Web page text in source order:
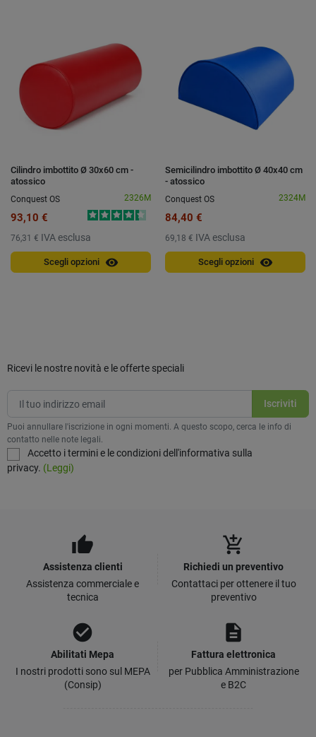
Cilindro imbottito Ø 30x60 cm -
atossico
Conquest OS
2326M
93,10 €
76,31 € IVA esclusa
Scegli opzioni visibility
Semicilindro imbottito Ø 40x40 cm
- atossico
Conquest OS
2324M
84,40 €
69,18 € IVA esclusa
Scegli opzioni visibility
Ricevi le nostre novità e le offerte speciali
Puoi annullare l'iscrizione in ogni momenti. A questo scopo, cerca le info di
contatto nelle note legali.
Accetto i termini e le condizioni dell'informativa sulla
privacy. (Leggi)
thumb_up
Assistenza clienti
Assistenza commerciale e
tecnica
add_shopping_cart
Richiedi un preventivo
Contattaci per ottenere il tuo
preventivo
check_circle
Abilitati Mepa
I nostri prodotti sono sul MEPA
(Consip)
description
Fattura elettronica
per Pubblica Amministrazione
e B2C